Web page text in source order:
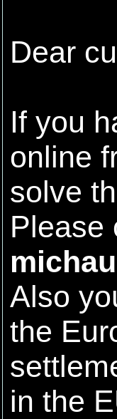
Dear
If you
online
solve
Please
Also
the
in the